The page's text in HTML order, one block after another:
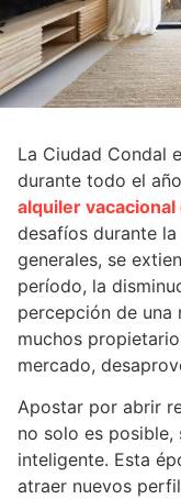
La Ciudad Condal
durante todo el
alquiler
desafíos durante
generales, se
período, la
percepción de una
muchos
mercado,
Apostar por abrir
no solo es posible,
inteligente. Esta
atraer nuevos